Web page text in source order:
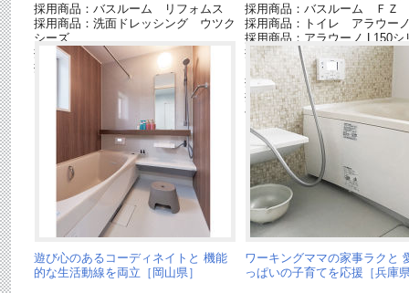
採用商品：バスルーム リフォムス
採用商品：洗面ドレッシング ウツク
シーズ
採用商品：エコキュート
採用商品：ホシ姫サマ
採用商品：バスルーム ＦＺ
採用商品：トイレ アラウ
採用商品：アラウーノ L150シ
採用商品：インテリア建材
ス
採用商品：ベリティスプラス
採用商品：ベリティス クラフ
ベル
遊び心のあるコーディネイトと 機能
的な生活動線を両立［岡山県］
ワーキングママの家事ラクと
っぱいの子育てを応援［兵庫